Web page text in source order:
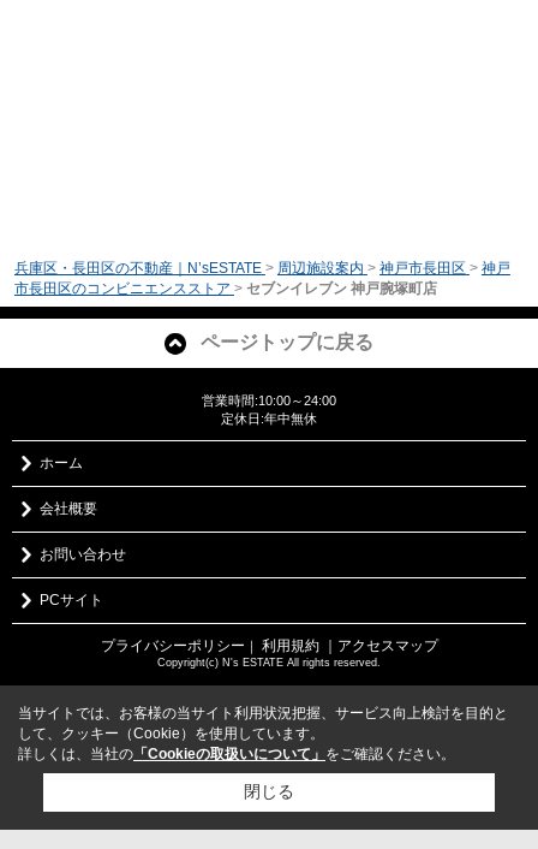
兵庫区・長田区の不動産｜N’sESTATE > 周辺施設案内 > 神戸市長田区 > 神戸
市長田区のコンビニエンスストア > セブンイレブン 神戸腕塚町店
ページトップに戻る
営業時間:10:00～24:00
定休日:年中無休
ホーム
会社概要
お問い合わせ
PCサイト
プライバシーポリシー ｜ 利用規約 ｜アクセスマップ
Copyright(c) N's ESTATE All rights reserved.
当サイトでは、お客様の当サイト利用状況把握、サービス向上検討を目的と
して、クッキー（Cookie）を使用しています。
詳しくは、当社の 「Cookieの取扱いについて」 をご確認ください。
閉じる